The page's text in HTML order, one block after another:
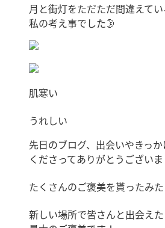
月と街灯をただただ間違えて
私の考え事でした🌛
肌寒い
うれしい
先日のブログ、出会いやきっ
くださってありがとうござい
たくさんのご褒美を貰ったみ
新しい場所で皆さんと出会え